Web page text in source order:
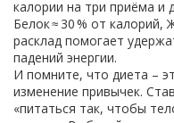
калории на три приёма и
Белок ≈ 30 % от калорий,
расклад помогает
падений энергии.
И помните, что диета –
изменение привычек.
«питаться так, чтобы